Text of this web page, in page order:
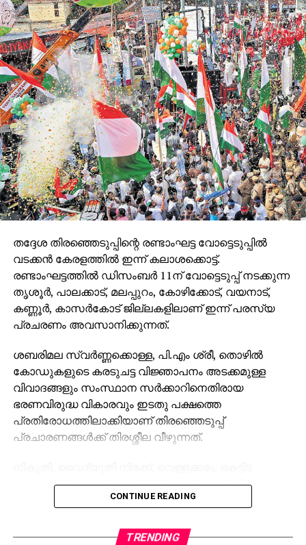
ജോര്‍ജ് തുടങ്ങിയവര്‍ വോട്ട് രേഖപ്പെടുത്തി.
തദ്ദേശ തിരഞ്ഞെടുപ്പിന്റെ രണ്ടാംഘട്ട വോട്ടെടുപ്പില്‍
വടക്കന്‍ കേരളത്തില്‍ ഇന്ന് കലാശക്കൊട്ട്.
രണ്ടാംഘട്ടത്തില്‍ ഡിസംബര്‍ 11ന് വോട്ടെടുപ്പ് നടക്കുന്ന
തൃശൂര്‍, പാലക്കാട്, മലപ്പുറം, കോഴിക്കോട്, വയനാട്,
കണ്ണൂര്‍, കാസര്‍കോട് ജില്ലകളിലാണ് ഇന്ന് പരസ്യ
പ്രചരണം അവസാനിക്കുന്നത്.
ശബരിമല സ്വര്‍ണ്ണക്കൊള്ള, പി.എം ശ്രീ, തൊഴില്‍
കോഡുകളുടെ കരടുചട്ട വിജ്ഞാപനം അടക്കമുള്ള
വിവാദങ്ങളും സംസ്ഥാന സര്‍ക്കാറിനെതിരായ
ഭരണവിരുദ്ധ വികാരവും ഇടതു പക്ഷത്തെ
പ്രതിരോധത്തിലാക്കിയാണ് തിരഞ്ഞെടുപ്പ്
പ്രചാരണങ്ങള്‍ക്ക് തിരശ്ശീല വീഴുന്നത്.
പെര്‍മിറ്റ് ഫീ തുടങ്ങിയ വര്‍ധിപ്പിച്ച സര്‍ക്കാരിന്റെ
സാധാരണക്കാരോടുള്ള വെല്ലുവിളി
ഇന്ന് വൈകീട്ട് ആറു മണിക്കാണ് പരസ്യപ്രചാരണം
CONTINUE READING
TRENDING